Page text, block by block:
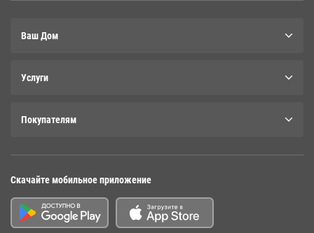
Ваш Дом
Услуги
Покупателям
Скачайте мобильное приложение